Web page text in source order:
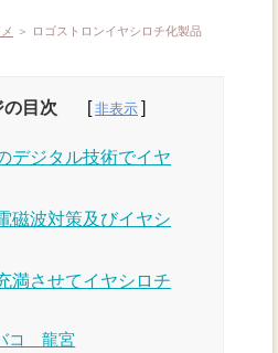
＞ ロゴストロンイヤシロチ化製品
の目次
デジタル技術でイヤ
磁波対策及びイヤシ
満させてイヤシロチ
コ 龍宮